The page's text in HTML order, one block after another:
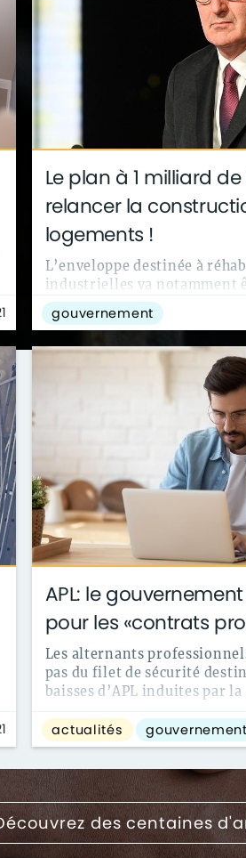
Le plan à 1 milliard
relancer la
logements !
L’enveloppe destinée à
industrielles va notamment
annoncé Jean Castex.
gouvernement
APL: le
pour les «contrats
Les alternants
pas du filet de sécurité
baisses d’APL induites par la
actualités gouvernement
des centaines